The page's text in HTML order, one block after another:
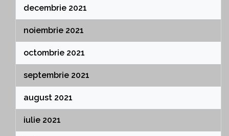
decembrie 2021
noiembrie 2021
octombrie 2021
septembrie 2021
august 2021
iulie 2021